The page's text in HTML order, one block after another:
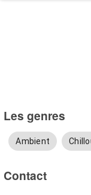
Les genres
Ambient
Contact